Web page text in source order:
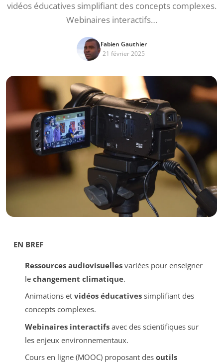
vidéos éducatives simplifiant des concepts complexes.
Webinaires interactifs…
Fabien Gauthier
21 février 2025
EN BREF
Ressources audiovisuellesvariées pour enseigner
le changement climatique.
Animations et vidéos éducativessimplifiant des
concepts complexes.
Webinaires interactifsavec des scientifiques sur
les enjeux environnementaux.
Cours en ligne (MOOC) proposant des outils